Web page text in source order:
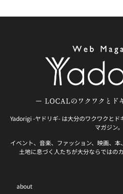
Yadorigi -ヤドリギ- は大分のワクワクと
マガジン。
イベント、音楽、ファッション、映画、
土地に息づく人たちが大分ならではの
about